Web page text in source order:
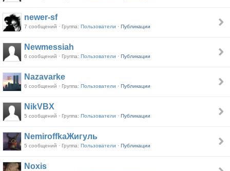
newer-sf
7 сообщений · Группа: Пользователи · Публикации
Newmessiah
6 сообщений · Группа: Пользователи · Публикации
Nazavarke
6 сообщений · Группа: Пользователи · Публикации
NikVBX
5 сообщений · Группа: Пользователи · Публикации
NemiroffkaЖигуль
5 сообщений · Группа: Пользователи · Публикации
Noxis